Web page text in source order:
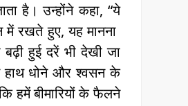
है। उन्होंने कहा, “ये
रखते हुए, यह मानना
बढ़ी हुई दरें भी देखी जा
हाथ धोने और श्वसन के
हमें बीमारियों के फैलने